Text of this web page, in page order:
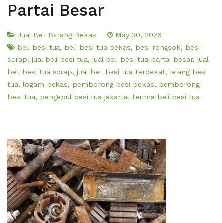
Partai Besar
Jual Beli Barang Bekas
May 30, 2026
beli besi tua, beli besi tua bekas, besi rongsok, besi
scrap, jual beli besi tua, jual beli besi tua partai besar, jual
beli besi tua scrap, jual beli besi tua terdekat, lelang besi
tua, logam bekas, pemborong besi bekas, pemborong
besi tua, pengepul besi tua jakarta, terima beli besi tua